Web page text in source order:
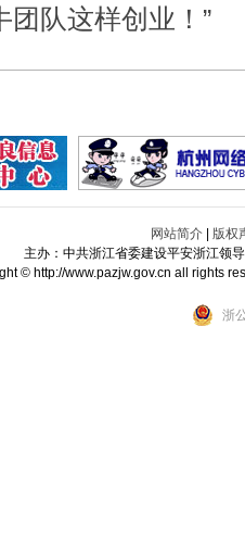
团队这样创业！”
网站简介
版权
主办：中共浙江省委建设平安浙江领
© http://www.pazjw.gov.cn all rights
浙